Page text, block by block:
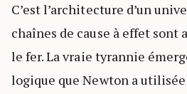
C’est l’architecture d’un
chaînes de cause à effet sont
le fer. La vraie tyrannie
logique que Newton a utilisée